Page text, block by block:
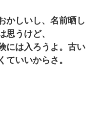
が投資で旦那より稼いでる
げられた結婚条件にブチ切
楽も少ないからキツイの
かしいし、名前晒し
思うけど、
には入ろうよ。古い
ていいからさ。